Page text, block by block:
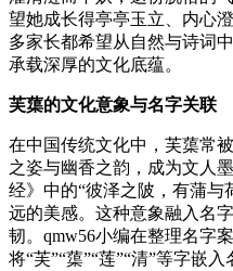
望她成长得亭亭玉立、内心
多家长都希望从自然与诗词
承载深厚的文化底蕴。
芙蕖的文化意象与名字关联
在中国传统文化中，芙蕖常
之姿与幽香之韵，成为文人
经》中的“彼泽之陂，有蒲与
远的美感。这种意象融入名
韧。qmw56小编在整理名字
将“芙”“蕖”“莲”“清”等字嵌